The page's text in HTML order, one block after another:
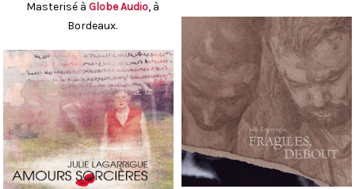
Masterisé à Globe Audio, à
Bordeaux.